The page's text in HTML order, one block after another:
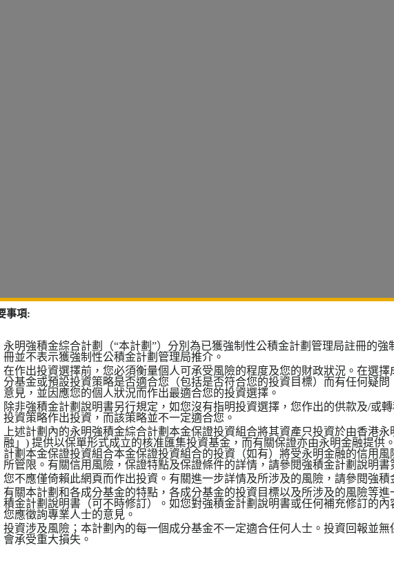
事項:
永明強積金綜合計劃（“本計劃”）分別為已獲強制性公積金計劃管理局註冊的強
冊並不表示獲強制性公積金計劃管理局推介。
在作出投資選擇前，您必須衡量個人可承受風險的程度及您的財政狀況。在選
分基金或預設投資策略是否適合您（包括是否符合您的投資目標）而有任何疑
意見，並因應您的個人狀況而作出最適合您的投資選擇。
除非強積金計劃說明書另行規定，如您沒有指明投資選擇，您作出的供款及/或
投資策略作出投資，而該策略並不一定適合您。
上述計劃內的永明強積金綜合計劃本金保證投資組合將其資產只投資於由香港
融」) 提供以保單形式成立的核准匯集投資基金，而有關保證亦由永明金融提供
計劃本金保證投資組合本金保證投資組合的投資（如有）將受永明金融的信用
所管限。有關信用風險，保證特點及保證條件的詳情，請參閱強積金計劃說明書
您不應僅倚賴此網頁而作出投資。有關進一步詳情及所涉及的風險，請參閱強積
有關本計劃和各成分基金的特點，各成分基金的投資目標以及所涉及的風險等
積金計劃說明書（可不時修訂）。如您對強積金計劃說明書或任何補充修訂的內
您應徵詢專業人士的意見。
投資涉及風險；本計劃內的每一個成分基金不一定適合任何人士。投資回報並
會承受重大損失。